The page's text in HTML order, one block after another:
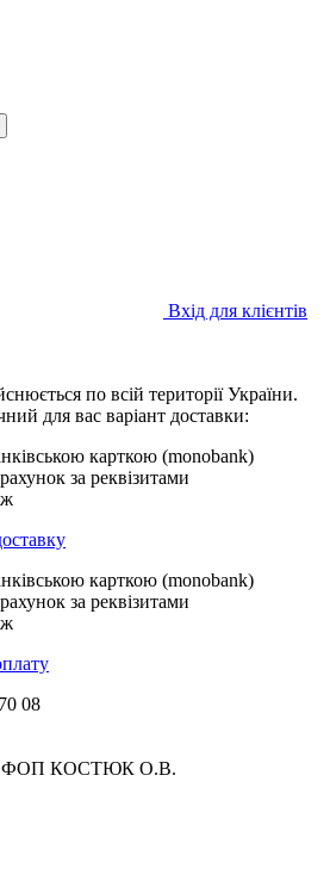
Вхід для клієнтів
по всій території України.
для вас варіант доставки:
карткою (monobank)
за реквізитами
карткою (monobank)
за реквізитами
08
ФОП КОСТЮК О.В.